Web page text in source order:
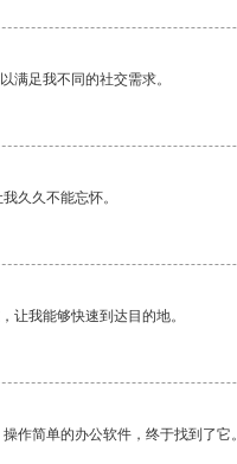
满足我不同的社交需求。
久久不能忘怀。
让我能够快速到达目的地。
作简单的办公软件，终于找到了